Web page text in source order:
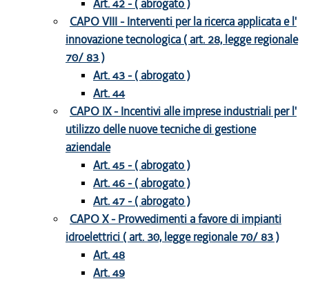
Art. 42 - ( abrogato )
CAPO VIII - Interventi per la ricerca applicata e l'
innovazione tecnologica ( art. 28, legge regionale
70/ 83 )
Art. 43 - ( abrogato )
Art. 44
CAPO IX - Incentivi alle imprese industriali per l'
utilizzo delle nuove tecniche di gestione
aziendale
Art. 45 - ( abrogato )
Art. 46 - ( abrogato )
Art. 47 - ( abrogato )
CAPO X - Provvedimenti a favore di impianti
idroelettrici ( art. 30, legge regionale 70/ 83 )
Art. 48
Art. 49